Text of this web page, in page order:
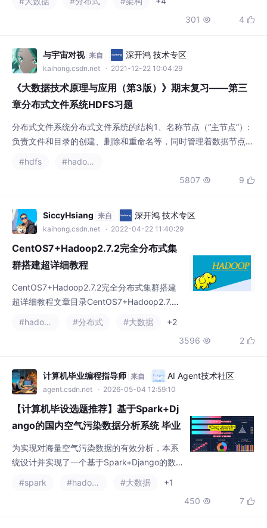
way服务，通过代理用户机制和rpcbind映射
实现HDFS的NFSv3协议挂载访问
301  4 
与宇宙对视 来自 深开鸿 技术专区
kaihong.csdn.net · 2021-12-22 10:04:29
《大数据技术原理与应用（第3版）》期末复习——第三
章分布式文件系统HDFS习题
分布式文件系统分布式文件系统的结构1、名称节点（“主节点”）:
负责文件和目录的创建、删除和重命名等，同时管理着数据节点和
数据直接写入相应的数据节点；在读取时，客户端从名称节点获得
件块。数据节点也要根据名称节点的命令创建
#hdfs
#hadoop
5807  9 
SiccyHsiang 来自 深开鸿 技术专区
kaihong.csdn.net · 2022-04-22 11:40:29
CentOS7+Hadoop2.7.2完全分布式集
群搭建超详细教程
CentOS7+Hadoop2.7.2完全分布式集群搭建
超详细教程文章目录CentOS7+Hadoop2.7.2
完全分布式集群搭建超详细教程，采用1台mas
#hadoop #分布式 #大数据
+2
3596  2 
计算机毕业编程指导师 来自 AI Agent技术社区
agent.csdn.net · 2026-05-04 12:59:10
【计算机毕设选题推荐】基于Spark+Dj
ango的国内空气污染数据分析系统 毕业
设计 选题推荐 毕设选题 数据分析 机器
学习 数据挖掘
为实现对海量空气污染数据的有效分析，本系
统设计并实现了一个基于Spark+Django的数
据分析平台。后端利用Spark进行分布式计算
与数据处理，Django负责业务逻辑与API接
#spark #hadoop #大数据
+1
450  7 